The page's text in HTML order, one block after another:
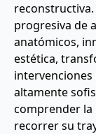
progresiva de
anatómicos,
estética,
altamente
comprender la
recorrer su